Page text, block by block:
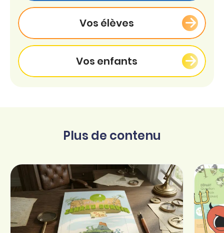
Vos élèves
Vos enfants
Plus de contenu